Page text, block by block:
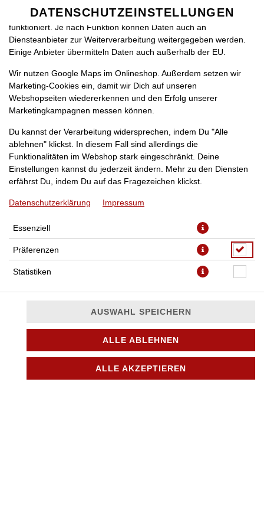
DE
SPRACHE ÄNDERN
(23K) PIZZA CHEF
mit Hähnchen-Drehspießfleisch, Broccoli, Hirtenkäse und
Sweet-Chili-Sauce
JETZT BESTELLEN
DATENSCHUTZEINSTELLUNGEN
benötigt, damit bei Deinem Besuch unseres Webshops auch alles
funktioniert. Je nach Funktion können Daten auch an
Diensteanbieter zur Weiterverarbeitung weitergegeben werden.
Einige Anbieter übermitteln Daten auch außerhalb der EU.
Wir nutzen Google Maps im Onlineshop. Außerdem setzen wir
Marketing-Cookies ein, damit wir Dich auf unseren
Webshopseiten wiedererkennen und den Erfolg unserer
Marketingkampagnen messen können.
Du kannst der Verarbeitung widersprechen, indem Du "Alle
ablehnen" klickst. In diesem Fall sind allerdings die
Funktionalitäten im Webshop stark eingeschränkt. Deine
Einstellungen kannst du jederzeit ändern. Mehr zu den Diensten
erfährst Du, indem Du auf das Fragezeichen klickst.
Datenschutzerklärung Impressum
Essenziell
Präferenzen
Statistiken
AUSWAHL SPEICHERN
ALLE ABLEHNEN
ALLE AKZEPTIEREN